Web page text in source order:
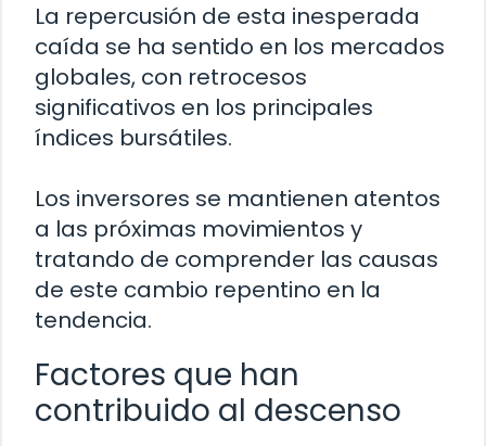
La repercusión de esta inesperada
caída se ha sentido en los mercados
globales, con retrocesos
significativos en los principales
índices bursátiles.
Los inversores se mantienen atentos
a las próximas movimientos y
tratando de comprender las causas
de este cambio repentino en la
tendencia.
Factores que han
contribuido al descenso